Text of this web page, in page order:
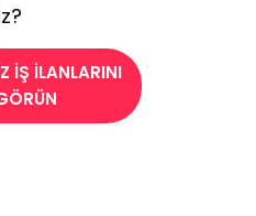
İŞ İLANLARINI